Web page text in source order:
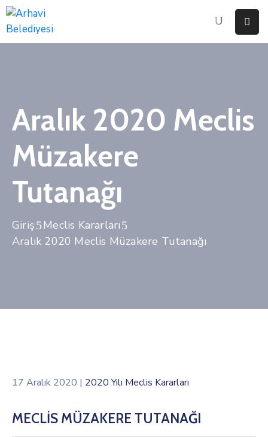
Pages
Department
Event
Haberler
İletişim
Aralık 2020 Meclis
Müzakere
Tutanağı
Giriş
Meclis Kararları
Aralık 2020 Meclis Müzakere Tutanağı
17 Aralık 2020 | 2020 Yılı Meclis Kararları
MECLİS MÜZAKERE TUTANAĞI